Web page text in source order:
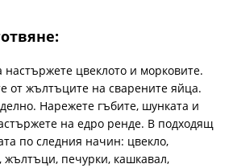
настържете цвеклото и морковите.
от жълтъците на сварените яйца.
Нарежете гъбите, шунката и
на едро ренде. В подходящ
по следния начин: цвекло,
жълтъци, печурки, кашкавал,